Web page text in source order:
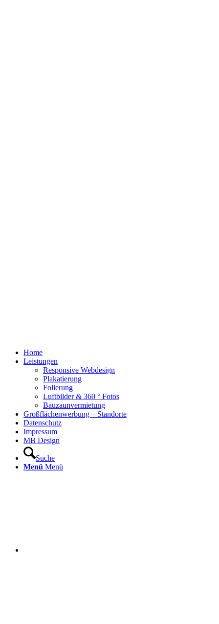
Home
Leistungen
Responsive Webdesign
Plakatierung
Folierung
Luftbilder & 360 ° Fotos
Bauzaunvermietung
Großflächenwerbung – Standorte
Datenschutz
Impressum
MB Design
Suche
Menü Menü